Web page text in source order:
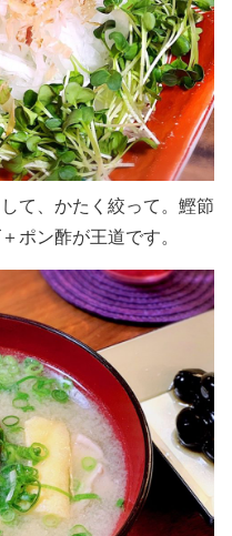
て、かたく絞って。鰹節
ポン酢が王道です。